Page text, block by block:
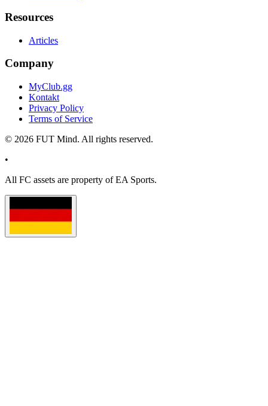
Resources
Articles
Company
MyClub.gg
Kontakt
Privacy Policy
Terms of Service
© 2026 FUT Mind. All rights reserved.
•
All FC assets are property of EA Sports.